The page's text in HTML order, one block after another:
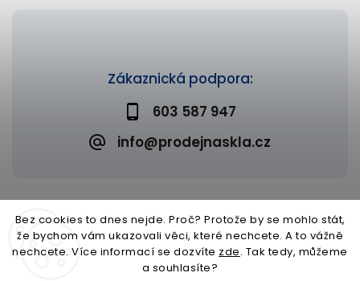
Bez cookies to dnes nejde. Proč? Protože by se mohlo stát,
že bychom vám ukazovali věci, které nechcete. A to vážně
nechcete. Více informací se dozvíte zde. Tak tedy, můžeme
a souhlasíte?
Zákaznická podpora:
603 587 947
info@prodejnaskla.cz
Copyright 2026Prodejna skla. Všechna práva vyhrazena.
Upravit nastavení cookies